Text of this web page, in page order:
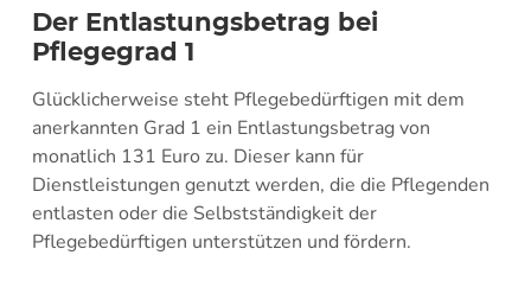
Der Entlastungsbetrag bei
Pflegegrad 1
Glücklicherweise steht Pflegebedürftigen mit dem
anerkannten Grad 1 ein Entlastungsbetrag von
monatlich 131 Euro zu. Dieser kann für
Dienstleistungen genutzt werden, die die Pflegenden
entlasten oder die Selbstständigkeit der
Pflegebedürftigen unterstützen und fördern.